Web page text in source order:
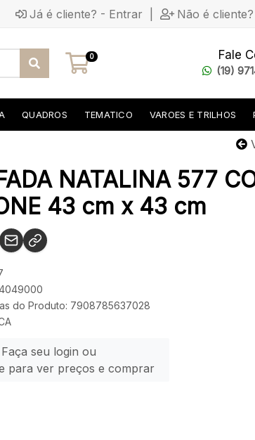
Já é cliente? - Entrar Não é
0 Fale
(19)
QUADROS TEMATICO VAROES E TRILHOS
NATALINA 577
43 cm x 43 cm
do Produto: 7908785637028
Faça seu login ou
para ver preços e comprar